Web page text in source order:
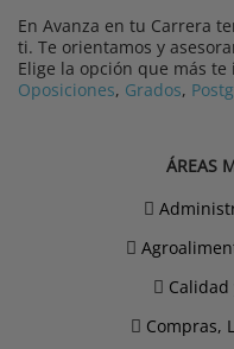
En Avanza en tu Carrera
ti. Te orientamos y
Elige la opción que más te
Oposiciones, Grados,
ÁREAS
Compras,